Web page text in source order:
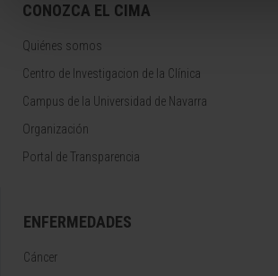
CONOZCA EL CIMA
Quiénes somos
Centro de Investigacion de la Clínica
Campus de la Universidad de Navarra
Organización
Portal de Transparencia
ENFERMEDADES
Cáncer